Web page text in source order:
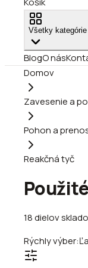
Všetky kategórie
BlogO nás
Domov
Zavesenie a
Pohon a
Reakčná tyč
18dielov
Rýchly výber: